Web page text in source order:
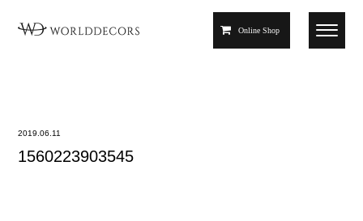
Online Shop
2019.06.11
1560223903545